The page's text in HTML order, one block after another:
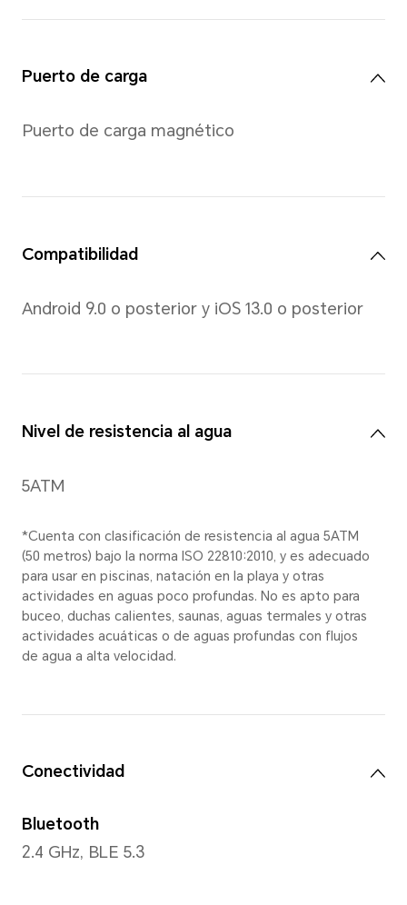
están sujetas al producto real.
Pantalla
Resolución
256 x 402 píxeles, 302PPI
Tipo de pantalla
AMOLED
Cuerpo